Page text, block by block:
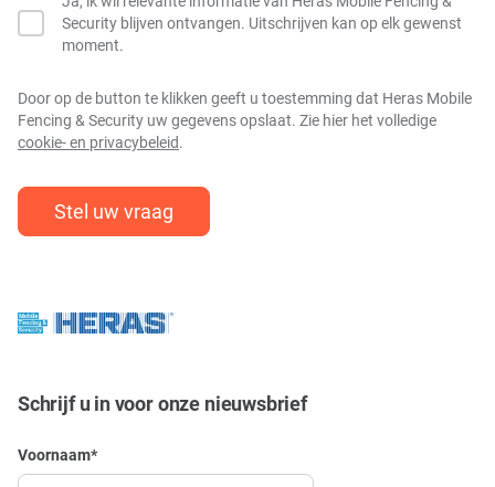
Security blijven ontvangen. Uitschrijven kan op elk gewenst
moment.
Door op de button te klikken geeft u toestemming dat Heras Mobile
Fencing & Security uw gegevens opslaat. Zie hier het volledige
cookie- en privacybeleid.
Schrijf u in voor onze nieuwsbrief
Voornaam*